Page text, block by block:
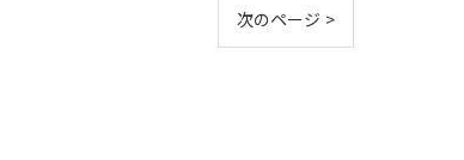
次のページ >